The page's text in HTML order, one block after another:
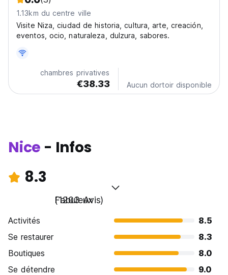
1.13km du centre ville
Visite Niza, ciudad de historia, cultura, arte, creación,
eventos, ocio, naturaleza, dulzura, sabores.
chambres privatives
€38.33 Aucun dortoir disponible
Nice - Infos
8.3
Fabuleux
(1203 Avis)
Activités
8.5
Se restaurer
8.3
Boutiques
8.0
Se détendre
9.0